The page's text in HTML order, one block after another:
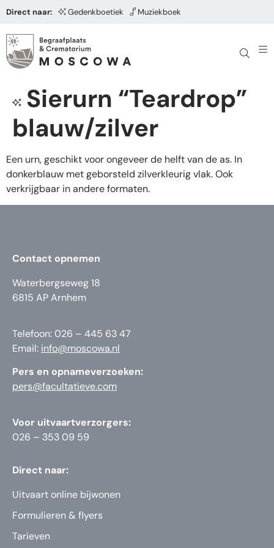
Direct naar: Gedenkboetiek Muziekboek
Sierurn “Teardrop”
blauw/zilver
Een urn, geschikt voor ongeveer de helft van de as. In
donkerblauw met geborsteld zilverkleurig vlak. Ook
verkrijgbaar in andere formaten.
Contact opnemen
Waterbergseweg 18
6815 AP Arnhem
Telefoon: 026 – 445 63 47
Email: info@moscowa.nl
Pers en opnameverzoeken:
pers@facultatieve.com
Voor uitvaartverzorgers:
026 – 353 09 59
Direct naar:
Uitvaart online bijwonen
Formulieren & flyers
Tarieven